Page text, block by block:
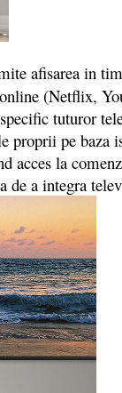
afisarea in
(Netflix,
tuturor
proprii pe
acces la
a integra